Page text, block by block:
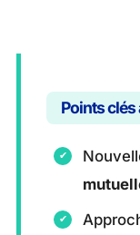
Points clés